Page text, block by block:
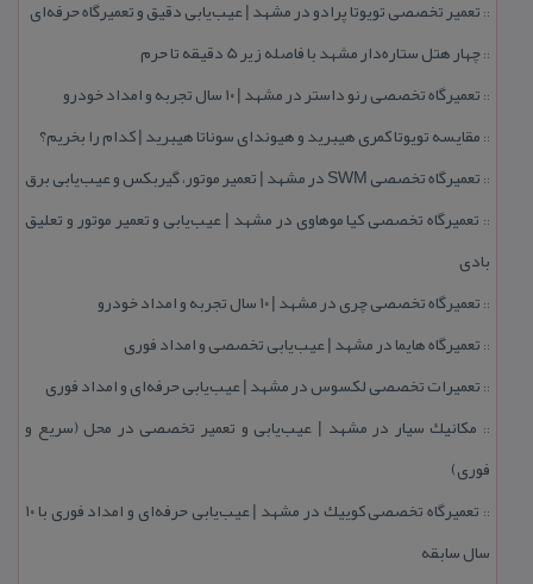
:: تعمیر تخصصی تویوتا پرادو در مشهد | عیب‌یابی دقیق و تعمیرگاه حرفه‌ای
::چهار هتل‌ ستاره‌دار مشهد با فاصله زیر 5 دقیقه تا حرم
:: تعمیرگاه تخصصی رنو داستر در مشهد | ۱۰ سال تجربه و امداد خودرو
:: مقایسه تویوتا كمری هیبرید و هیوندای سوناتا هیبرید | كدام را بخریم؟
:: تعمیرگاه تخصصی SWM در مشهد | تعمیر موتور، گیربكس و عیب‌یابی برق
:: تعمیرگاه تخصصی كیا موهاوی در مشهد | عیب‌یابی و تعمیر موتور و تعلیق
بادی
:: تعمیرگاه تخصصی چری در مشهد | ۱۰ سال تجربه و امداد خودرو
:: تعمیرگاه هایما در مشهد | عیب‌یابی تخصصی و امداد فوری
:: تعمیرات تخصصی لكسوس در مشهد | عیب‌یابی حرفه‌ای و امداد فوری
:: مكانیك سیار در مشهد | عیب‌یابی و تعمیر تخصصی در محل (سریع و
فوری)
::
تعمیرگاه تخصصی كوییك در مشهد | عیب‌یابی حرفه‌ای و امداد فوری با ۱۰
سال سابقه